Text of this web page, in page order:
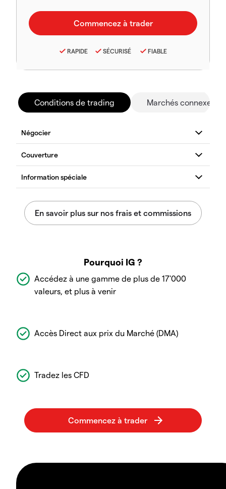
RAPIDE SÉCURISÉ FIABLE
Conditions de trading Marchés connexes
Pourquoi IG ?
Accédez à une gamme de plus de 17'000
valeurs, et plus à venir
Accès Direct aux prix du Marché (DMA)
Tradez les CFD